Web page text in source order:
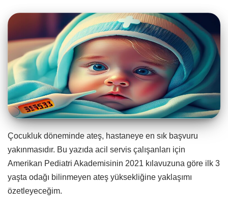
Çocukluk döneminde ateş, hastaneye en sık başvuru
yakınmasıdır. Bu yazıda acil servis çalışanları için
Amerikan Pediatri Akademisinin 2021 kılavuzuna göre ilk 3
yaşta odağı bilinmeyen ateş yüksekliğine yaklaşımı
özetleyeceğim.